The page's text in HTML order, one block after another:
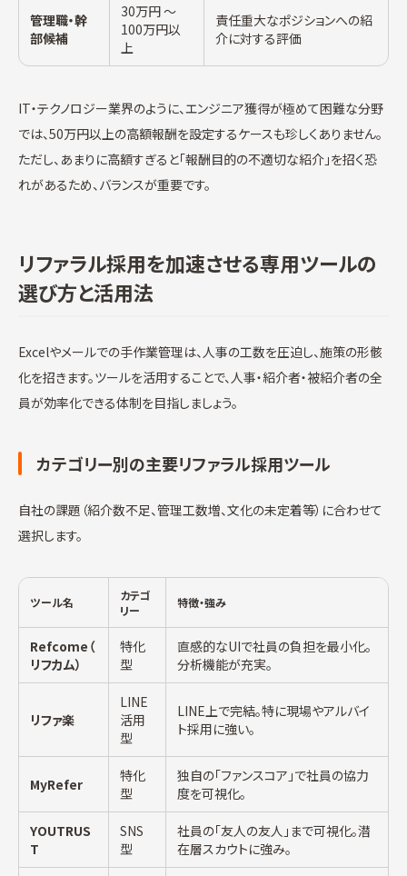
管理職・幹
部候補
30万円 〜
100万円以
上
責任重大なポジションへの紹
介に対する評価
IT・テクノロジー業界のように、エンジニア獲得が極めて困難な分野
では、50万円以上の高額報酬を設定するケースも珍しくありません。
ただし、あまりに高額すぎると「報酬目的の不適切な紹介」を招く恐
れがあるため、バランスが重要です。
リファラル採用を加速させる専用ツールの
選び方と活用法
Excelやメールでの手作業管理は、人事の工数を圧迫し、施策の形骸
化を招きます。ツールを活用することで、人事・紹介者・被紹介者の全
員が効率化できる体制を目指しましょう。
カテゴリー別の主要リファラル採用ツール
自社の課題（紹介数不足、管理工数増、文化の未定着等）に合わせて
選択します。
ツール名
カテゴ
リー
特徴・強み
Refcome（
リフカム）
特化
型
直感的なUIで社員の負担を最小化。
分析機能が充実。
リファ楽
LINE
活用
型
LINE上で完結。特に現場やアルバイ
ト採用に強い。
MyRefer
特化
型
独自の「ファンスコア」で社員の協力
度を可視化。
YOUTRUS
T
SNS
型
社員の「友人の友人」まで可視化。潜
在層スカウトに強み。